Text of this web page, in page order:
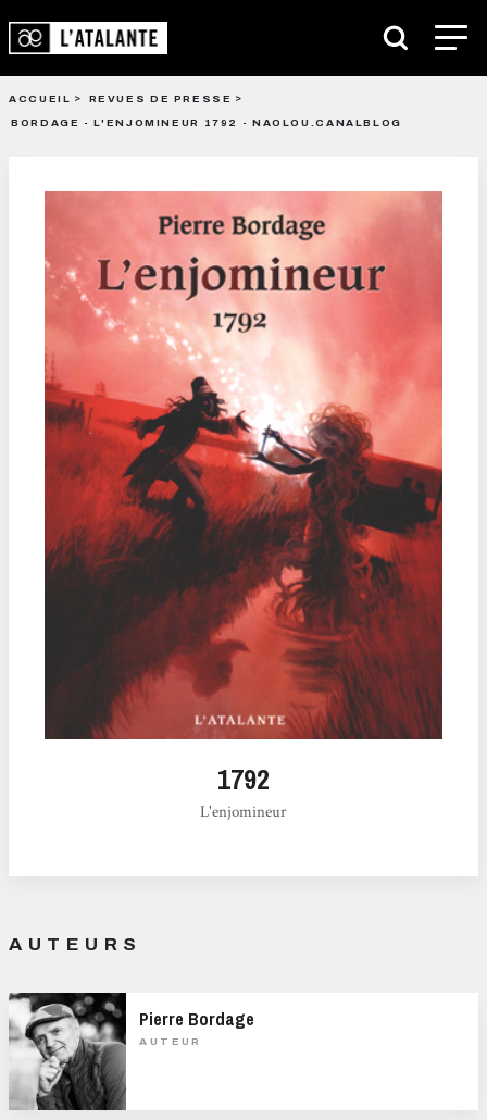
ACCUEIL
REVUES DE PRESSE
BORDAGE - L'ENJOMINEUR 1792 - NAOLOU.CANALBLOG
1792
L'enjomineur
AUTEURS
Pierre Bordage
AUTEUR